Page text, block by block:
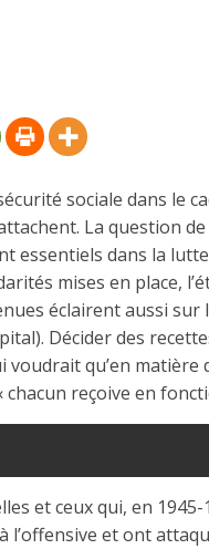
sociale dans le
La question
essentiels dans la
mises en place,
éclairent aussi
Décider des
qu’en
reçoive en
et ceux qui, en
l’offensive et ont